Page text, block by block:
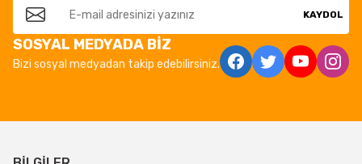
KAYDOL
SOSYAL MEDYADA BİZ
Bizi sosyal medyadan takip edebilirsiniz.